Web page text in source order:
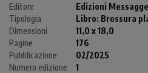
Editore
Edizioni
Tipologia
Libro: Brossura
Dimensioni
11,0 x 18,0
Pagine
176
Pubblicazione
02/2025
Numero edizione
1